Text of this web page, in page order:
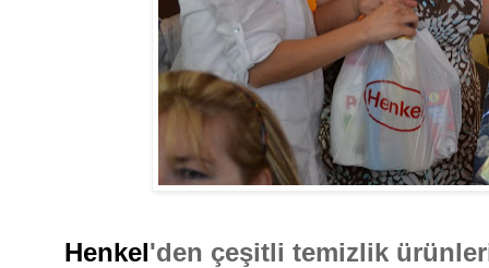
Henkel'den çeşitli temizlik